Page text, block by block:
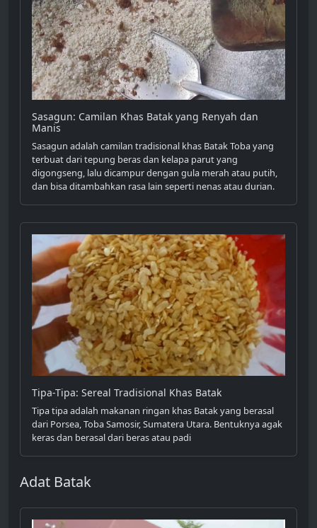
Sasagun: Camilan Khas Batak yang Renyah dan
Manis
Sasagun adalah camilan tradisional khas Batak Toba yang
terbuat dari tepung beras dan kelapa parut yang
digongseng, lalu dicampur dengan gula merah atau putih,
dan bisa ditambahkan rasa lain seperti nenas atau durian.
Tipa-Tipa: Sereal Tradisional Khas Batak
Tipa tipa adalah makanan ringan khas Batak yang berasal
dari Porsea, Toba Samosir, Sumatera Utara. Bentuknya agak
keras dan berasal dari beras atau padi
Adat Batak